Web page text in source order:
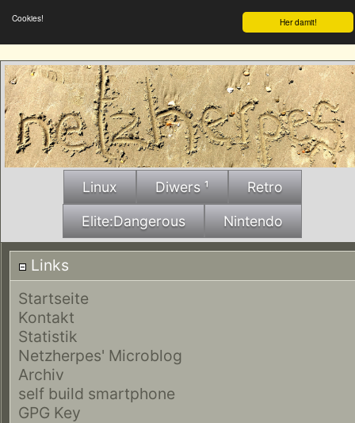
Her damit!
Cookies!
Linux Diwers ¹ Retro
Elite:Dangerous Nintendo
Links
Startseite
Kontakt
Statistik
Netzherpes' Microblog
Archiv
self build smartphone
GPG Key